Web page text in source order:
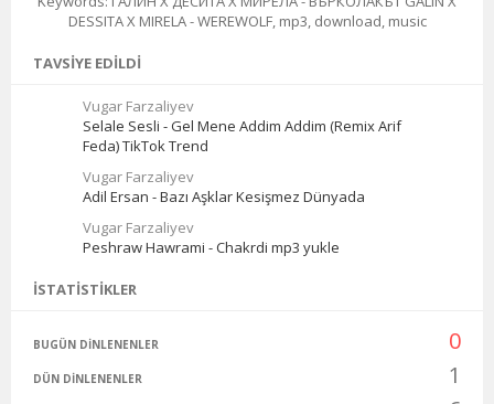
DESSITA X MIRELA - WEREWOLF, mp3, download, music
TAVSIYE EDILDI
Vugar Farzaliyev
Selale Sesli - Gel Mene Addim Addim (Remix Arif
Feda) TikTok Trend
Vugar Farzaliyev
Adil Ersan - Bazı Aşklar Kesişmez Dünyada
Vugar Farzaliyev
Peshraw Hawrami - Chakrdi mp3 yukle
İSTATISTIKLER
BUGÜN DINLENENLER 0
DÜN DINLENENLER 1